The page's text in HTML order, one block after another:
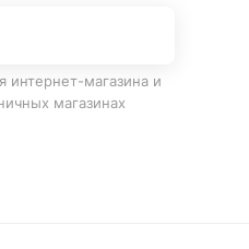
интернет-магазина и
магазинах